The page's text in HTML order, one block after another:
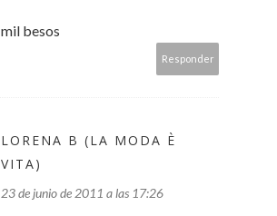
mil besos
Responder
LORENA B (LA MODA È
VITA)
23 de junio de 2011 a las 17:26